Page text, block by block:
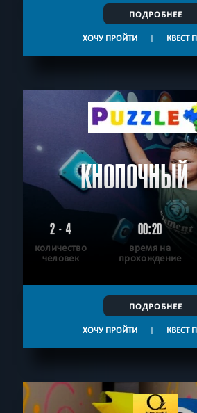
ПОДРОБНЕЕ
ХОЧУ ПРОЙТИ | КВЕСТ
КНОПОЧНЫЙ
2 - 4
количество
человек
00:20
время на
прохождение
ПОДРОБНЕЕ
ХОЧУ ПРОЙТИ | КВЕСТ